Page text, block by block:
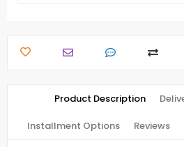
Product Description
Installment Options Reviews